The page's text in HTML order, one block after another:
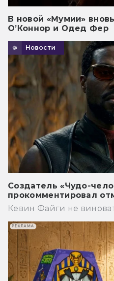
В новой «Мумии»
О’Коннор и Одед Фер
Новости
Создатель «Чудо-
прокомментировал
Кевин Файги не
РЕКЛАМА